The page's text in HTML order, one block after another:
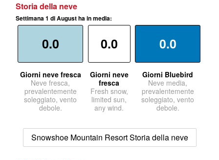
Storia della neve
Settimana 1 di August ha in media:
0.0
Giorni neve fresca
Neve fresca,
prevalentemente
soleggiato, vento
debole.
0.0
Giorni neve
fresca
Fresh snow,
limited sun,
any wind.
0.0
Giorni Bluebird
Neve media,
prevalentemente
soleggiato, vento
debole.
Snowshoe Mountain Resort Storia della neve